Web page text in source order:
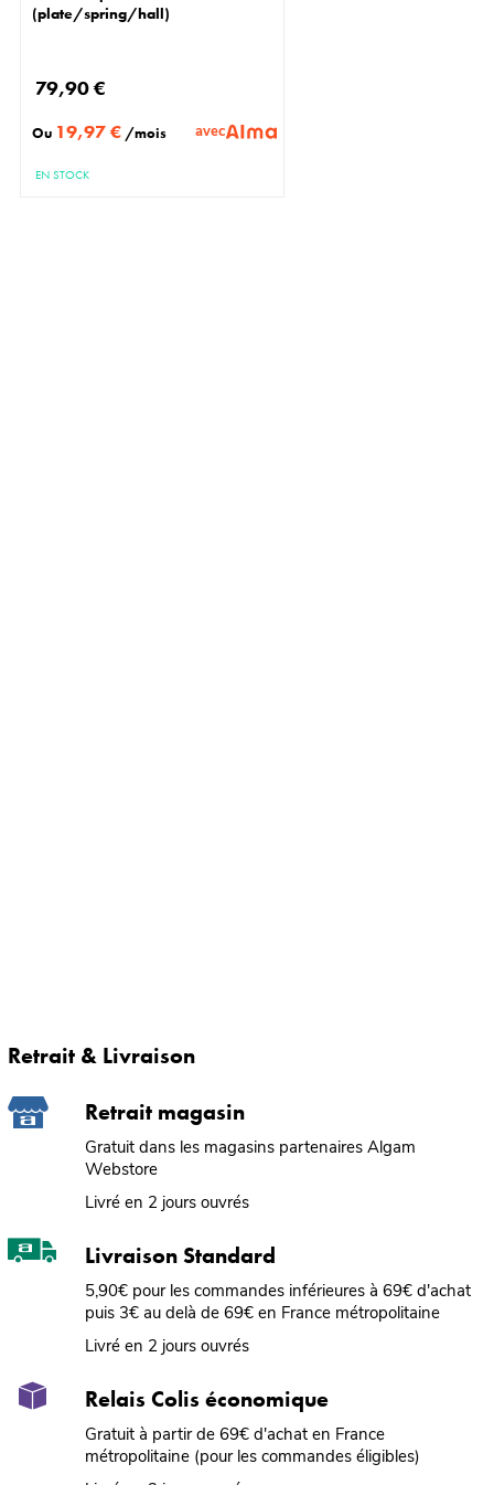
(plate/spring/hall)
79,90 €
Ou 19,97 € /mois avec
EN STOCK
Retrait & Livraison
Retrait magasin
Gratuit dans les magasins partenaires Algam
Webstore
Livré en 2 jours ouvrés
Livraison Standard
5,90€ pour les commandes inférieures à 69€ d'achat
puis 3€ au delà de 69€ en France métropolitaine
Livré en 2 jours ouvrés
Relais Colis économique
Gratuit à partir de 69€ d'achat en France
métropolitaine (pour les commandes éligibles)